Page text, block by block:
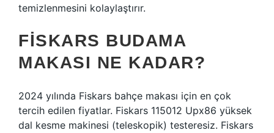
temizlenmesini kolaylaştırır.
FISKARS BUDAMA
MAKASI NE KADAR?
2024 yılında Fiskars bahçe makası için en çok
tercih edilen fiyatlar. Fiskars 115012 Upx86 yüksek
dal kesme makinesi (teleskopik) testeresiz. Fiskars